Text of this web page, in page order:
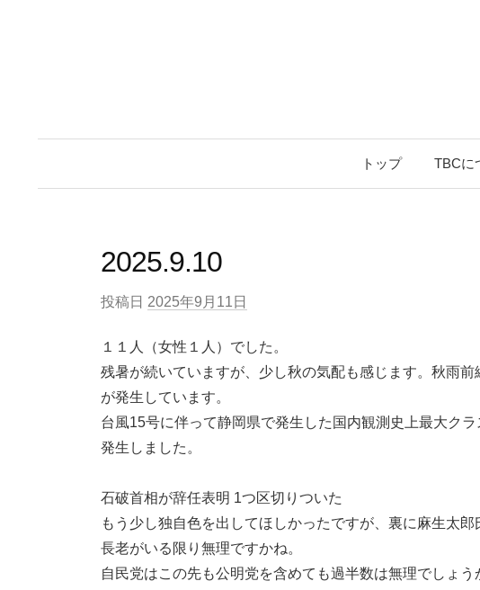
トップ TBCに
2025.9.10
投稿日 2025年9月11日
１１人（女性１人）でした。
残暑が続いていますが、少し秋の気配も感じます。秋雨
が発生しています。
台風15号に伴って静岡県で発生した国内観測史上最大ク
発生しました。
石破首相が辞任表明 1つ区切りついた
もう少し独自色を出してほしかったですが、裏に麻生太郎
長老がいる限り無理ですかね。
自民党はこの先も公明党を含めても過半数は無理でしょ